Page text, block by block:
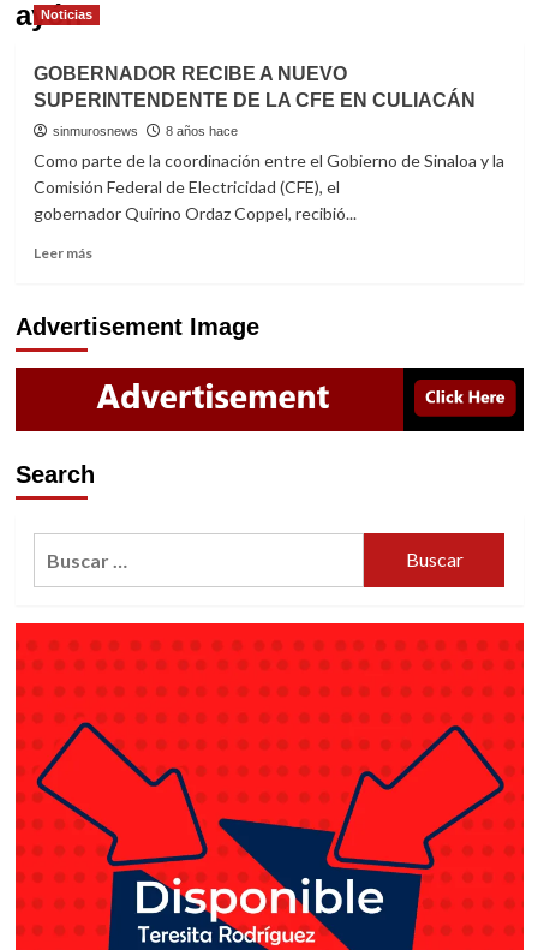
ayón
Noticias
GOBERNADOR RECIBE A NUEVO
SUPERINTENDENTE DE LA CFE EN CULIACÁN
sinmurosnews 8 años hace
Como parte de la coordinación entre el Gobierno de Sinaloa y la
Comisión Federal de Electricidad (CFE), el
gobernador Quirino Ordaz Coppel, recibió...
Leer másRead
GOBERNADOR
RECIBE
A
NUEVO
SUPERINTENDENTE
DE
CFE
Advertisement Image
Search